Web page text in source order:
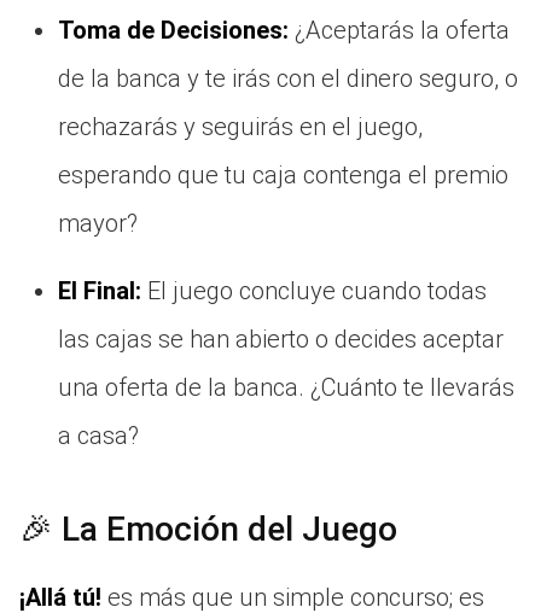
Toma de Decisiones: ¿Aceptarás la oferta
de la banca y te irás con el dinero seguro, o
rechazarás y seguirás en el juego,
esperando que tu caja contenga el premio
mayor?
El Final: El juego concluye cuando todas
las cajas se han abierto o decides aceptar
una oferta de la banca. ¿Cuánto te llevarás
a casa?
🎉 La Emoción del Juego
¡Allá tú! es más que un simple concurso; es